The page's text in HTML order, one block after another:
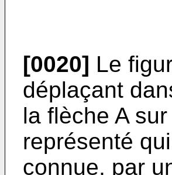
[0020] Le
déplaçant
la flèche A
représenté
connue, par